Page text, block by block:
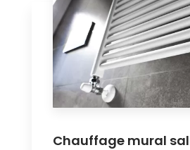
Chauffage mural